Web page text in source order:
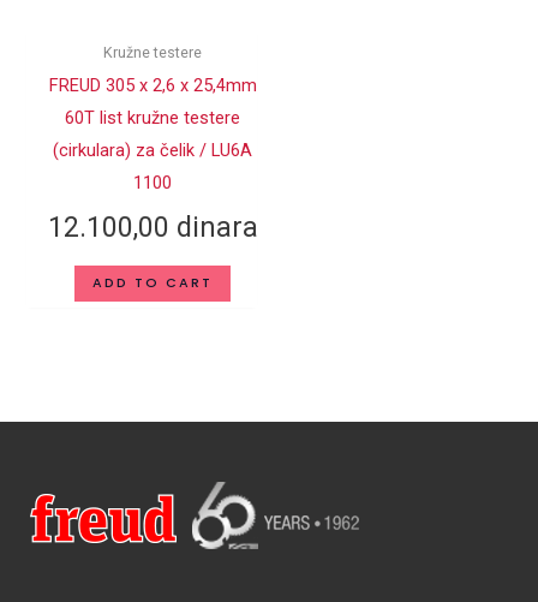
SEČENJA (mm)
Kružne testere
FREUD 305 x 2,6 x 25,4mm
60T list kružne testere
(cirkulara) za čelik / LU6A
1100
12.100,00 dinara
ADD TO CART